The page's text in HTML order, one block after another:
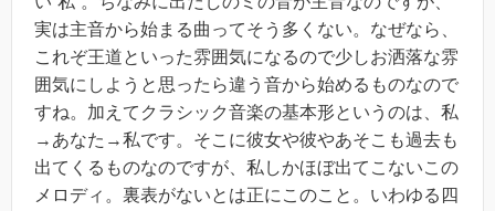
実は主音から始まる曲ってそう多くない。なぜなら、
これぞ王道といった雰囲気になるので少しお洒落な雰
囲気にしようと思ったら違う音から始めるものなので
すね。加えてクラシック音楽の基本形というのは、私
→あなた→私です。そこに彼女や彼やあそこも過去も
出てくるものなのですが、私しかほぼ出てこないこの
メロディ。裏表がないとは正にこのこと。いわゆる四